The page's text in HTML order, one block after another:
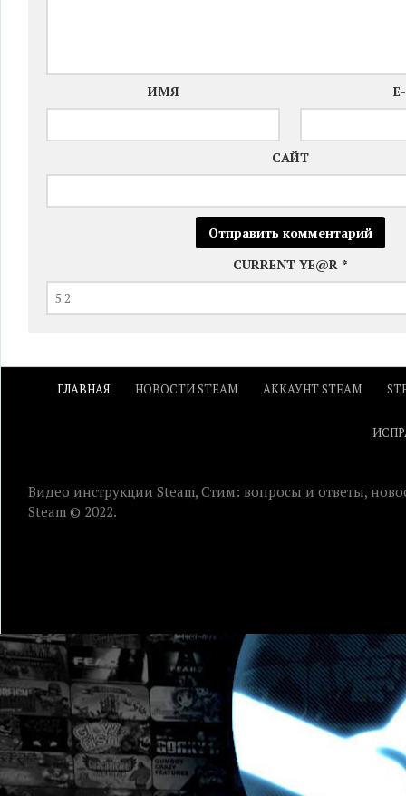
ИМЯ
САЙТ
CURRENT YE@R *
ГЛАВНАЯ НОВОСТИ STEAM АККАУНТ STEAM
Видео инструкции Steam, Стим: вопросы и ответы,
Steam © 2022.